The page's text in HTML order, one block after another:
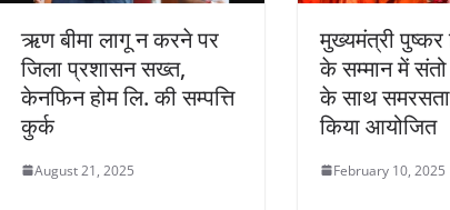
ऋण बीमा लागू न करने पर
जिला प्रशासन सख्त,
केनफिन होम लि. की सम्पत्ति
कुर्क
August 21, 2025
मुख्यमंत्री पुष्कर
के सम्मान में
के साथ
किया आयोजित
February 10, 2025